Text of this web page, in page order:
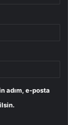
adım, e-posta